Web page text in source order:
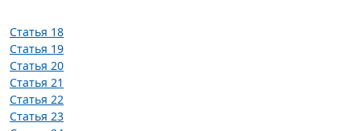
Статья 18
Статья 19
Статья 20
Статья 21
Статья 22
Статья 23